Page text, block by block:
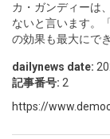
カ・ガンディーは
ないと言います。
の効果も最大にで
dailynews date:
記事番号: 2
https://